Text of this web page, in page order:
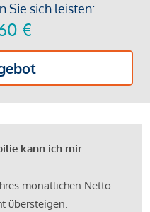
Sie sich leisten:
€
kann ich mir
monatlichen Netto-
übersteigen.